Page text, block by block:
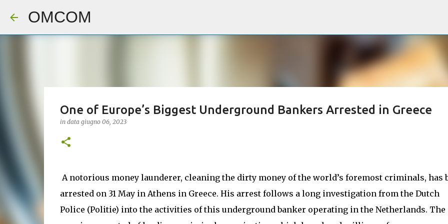
OMCOM
One of Europe’s Biggest Underground Bankers Arrested in Greece
in data giugno 06, 2023
A notorious money launderer, cleaning the dirty money of the world’s foremost criminals, has
arrested on 31 May in Athens in Greece. His arrest follows a long investigation from the Dutch
Police (Politie) into the activities of this underground banker operating in the Netherlands. The